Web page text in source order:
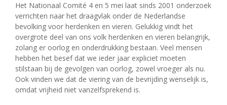
Het Nationaal Comité 4 en 5 mei laat sinds 2001 onderzoek
verrichten naar het draagvlak onder de Nederlandse
bevolking voor herdenken en vieren. Gelukkig vindt het
overgrote deel van ons volk herdenken en vieren belangrijk,
zolang er oorlog en onderdrukking bestaan. Veel mensen
hebben het besef dat we ieder jaar expliciet moeten
stilstaan bij de gevolgen van oorlog, zowel vroeger als nu.
Ook vinden we dat de viering van de bevrijding wenselijk is,
omdat vrijheid niet vanzelfsprekend is.